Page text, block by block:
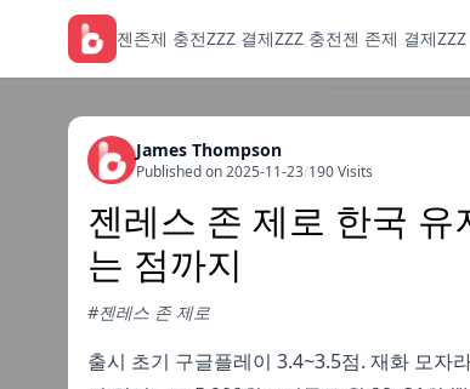
젠존제 충전ZZZ 결제ZZZ 충전젠 존제 결제
James Thompson
Published on 2025-11-23/190 Visits
젠레스 존 제로 한국
는 점까지
#젠레스 존 제로
출시 초기 구글플레이 3.4~3.5점. 재화 모자